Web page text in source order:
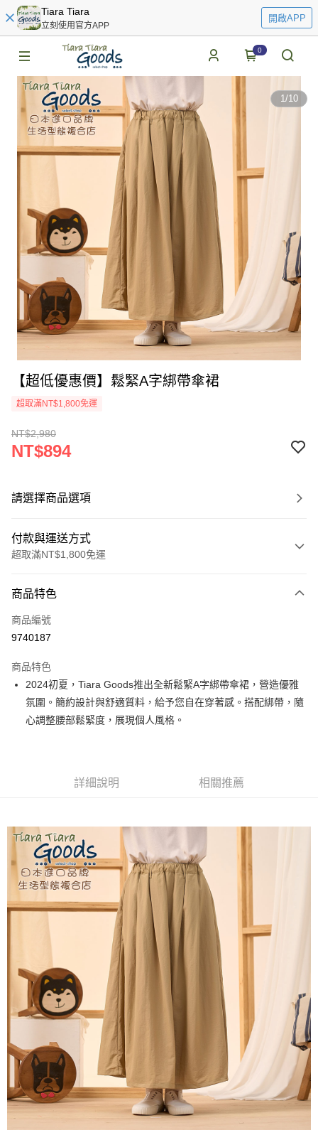
Tiara Tiara
立刻使用官方APP
開啟APP
0
1/10
【超低優惠價】鬆緊A字綁帶傘裙
超取滿NT$1,800免運
NT$2,980
NT$894
請選擇商品選項
付款與運送方式
超取滿NT$1,800免運
信用卡一次付款
超商取貨付款
Apple Pay
街口支付
相關說明
【關於「AFTEE先享後付」】
AFTEE先享後付是「在收到商品之後才付款」的支付方式。 讓您購物簡單
便利好安心！
１．簡單：不需註冊會員、不需綁卡、不需儲值。
２．便利：只要手機號碼，簡訊認證，即可結帳。
３．安心：先確認商品／服務後，再付款。
【「AFTEE先享後付」結帳流程】
１．於結帳方式選擇「AFTEE先享後付」後，將跳轉至「AFTEE先享後付」
結帳頁面，進行簡訊認證並確認金額後，即可完成結帳。
２．訂單成立數日內，您將收到繳費通知簡訊。
３．收到繳費通知簡訊後14天內，點擊此簡訊中的連結，可透過四大超商／
ATM／網路銀行／等多元方式進行付款，方視為交易完成。
※ 請注意：結帳手續完成當下不需立刻繳費，但若您需要取消訂單，請聯絡
購買商品的店家。未經商家同意取消之訂單仍視為有效，需透過AFTEE先享
後付繳納相關費用。
※ 交易是否成功請以「AFTEE先享後付 」之結帳頁面顯示為準，若有關於
是否繳費成功／繳費後需取消欲退款等相關疑問，請聯繫「AFTEE先享後付
客戶支援中心」 https://netprotections.freshdesk.com/support/home
【注意事項】
１．透過由恩沛科技股份有限公司提供之「AFTEE先享後付」服務完成之交
ATM付款
運送方式
全家取貨付款
每筆NT$60，滿NT$1,800(含以上)免運費
每筆NT$60，滿NT$1,800(含以上)免運費
7-11取貨付款
每筆NT$60，滿NT$2,000(含以上)免運費
付款後7-11取貨
每筆NT$60，滿NT$2,000(含以上)免運費
黑貓宅急便(包裹尺寸60cm以下)
每筆NT$100，滿NT$2,000(含以上)免運費
商品特色
商品編號
9740187
商品特色
2024初夏，Tiara Goods推出全新鬆緊A字綁帶傘裙，營造優雅
氛圍。簡約設計與舒適質料，給予您自在穿著感。搭配綁帶，隨
心調整腰部鬆緊度，展現個人風格。
詳細說明 相關推薦